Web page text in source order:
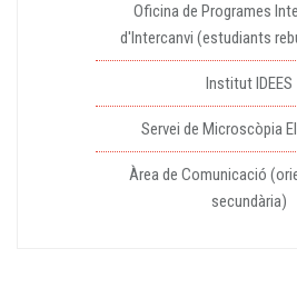
Oficina de Programes
d'Intercanvi (estudiants
Institut IDEES
Servei de Microscòpia
Àrea de Comunicació
secundària)